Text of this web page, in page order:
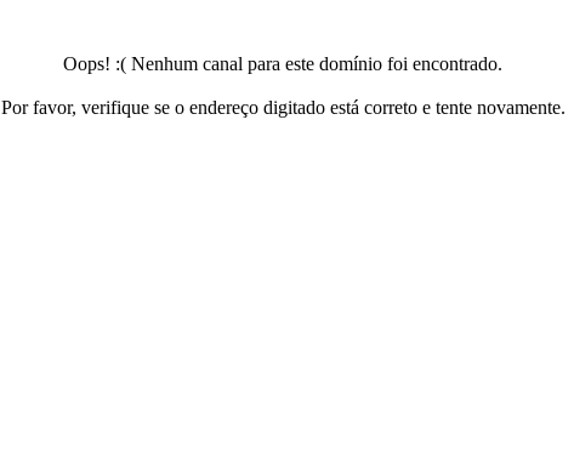
Oops! :( Nenhum canal para este domínio foi encontrado.
Por favor, verifique se o endereço digitado está correto e tente novamente.